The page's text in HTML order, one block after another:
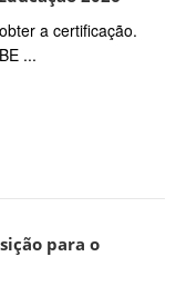
a certificação.
...
para o